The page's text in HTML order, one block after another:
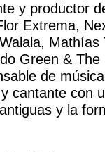
y productor
Extrema,
Mathías
Green &
de
cantante con
y la